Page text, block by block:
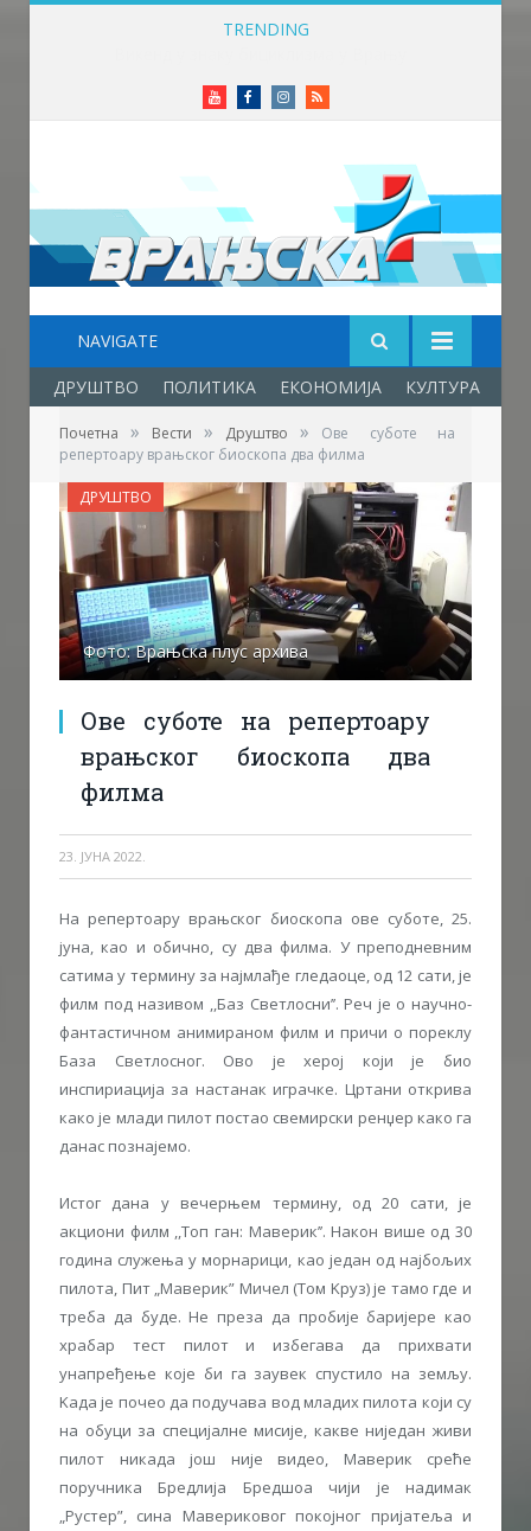
TRENDING
YoutubeFacebookInstagram
RSS
NAVIGATE
ДРУШТВО ПОЛИТИКА ЕКОНОМИЈА КУЛТУРА
Почетна » Вести » Друштво »
Ове суботе на
репертоару врањског биоскопа два филма
Фото: Врањска плус архива
Ове суботе на репертоару
врањског биоскопа два
филма
23. ЈУНА 2022.
ДРУШТВО
На репертоару врањског биоскопа ове суботе, 25.
јуна, као и обично, су два филма. У преподневним
сатима у термину за најмлађе гледаоце, од 12 сати, је
филм под називом ,,Баз Светлосни’’. Реч је о научно-
фантастичном анимираном филм и причи о пореклу
База Светлосног. Ово је херој који је био
инспириација за настанак играчке. Цртани открива
како је млади пилот постао свемирски ренџер како га
данас познајемо.
Истог дана у вечерњем термину, од 20 сати, је
акциони филм ,,Топ ган: Маверик’’. Након више од 30
година служења у морнарици, као један од најбољих
пилота, Пит „Маверик” Мичел (Том Kруз) је тамо где и
треба да буде. Не преза да пробије баријере као
храбар тест пилот и избегава да прихвати
унапређење које би га заувек спустило на земљу.
Kада је почео да подучава вод младих пилота који су
на обуци за специјалне мисије, какве ниједан живи
пилот никада још није видео, Маверик среће
поручника Бредлија Бредшоа чији је надимак
„Рустер”, сина Мавериковог покојног пријатеља и